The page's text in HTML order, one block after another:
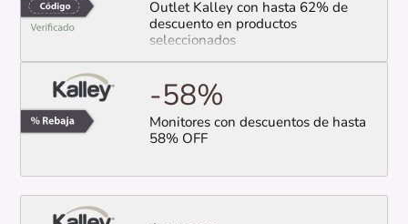
Outlet Kalley con hasta 62% de
descuento en productos
seleccionados
-58%
Monitores con descuentos de hasta
58% OFF